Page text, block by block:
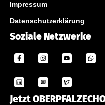
Impressum
Datenschutzerklärung
Soziale Netzwerke
Jetzt